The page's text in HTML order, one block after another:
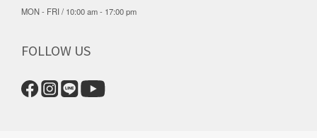
MON - FRI / 10:00 am - 17:00 pm
FOLLOW US